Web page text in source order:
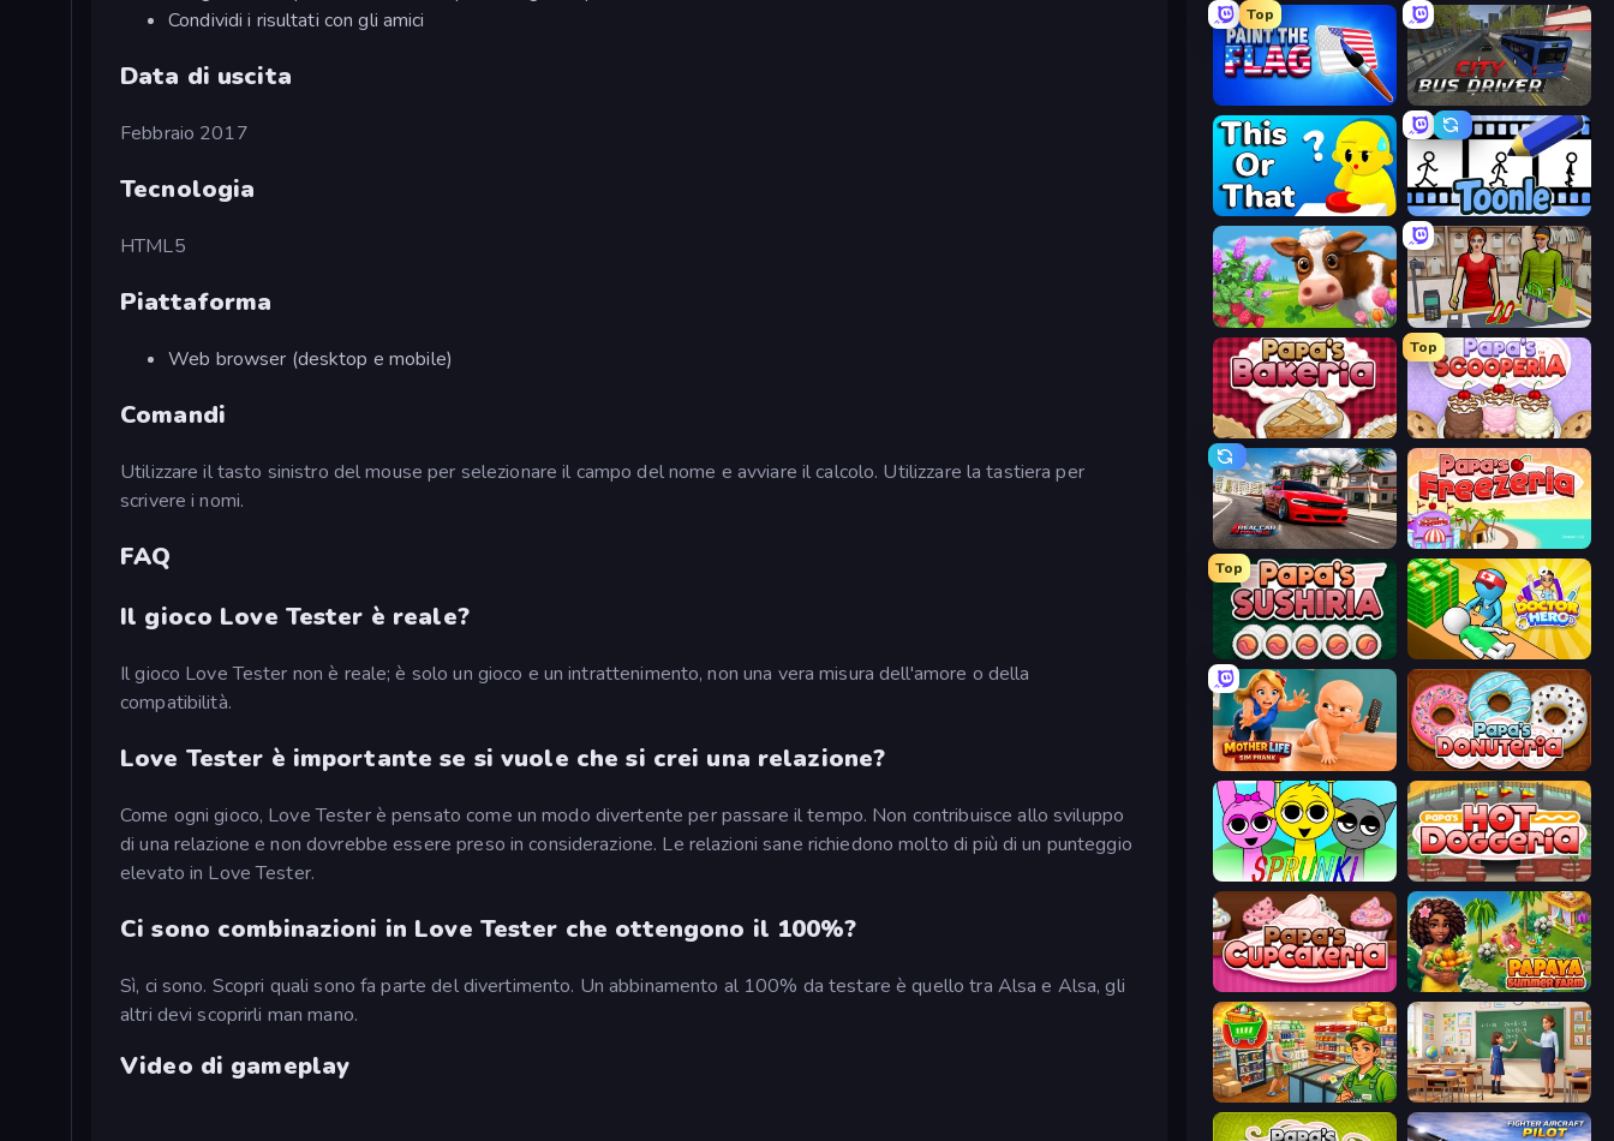
Condividi i risultati con gli amici
Data di uscita
Febbraio 2017
Tecnologia
HTML5
Piattaforma
Web browser (desktop e mobile)
Comandi
Utilizzare il tasto sinistro del mouse per selezionare il campo del nome e avviare il calcolo. Utilizzare la tastiera per
scrivere i nomi.
FAQ
Il gioco Love Tester è reale?
Il gioco Love Tester non è reale; è solo un gioco e un intrattenimento, non una vera misura dell'amore o della
compatibilità.
Love Tester è importante se si vuole che si crei una relazione?
Come ogni gioco, Love Tester è pensato come un modo divertente per passare il tempo. Non contribuisce allo sviluppo
di una relazione e non dovrebbe essere preso in considerazione. Le relazioni sane richiedono molto di più di un punteggio
elevato in Love Tester.
Ci sono combinazioni in Love Tester che ottengono il 100%?
Sì, ci sono. Scopri quali sono fa parte del divertimento. Un abbinamento al 100% da testare è quello tra Alsa e Alsa, gli
altri devi scoprirli man mano.
Video di gameplay
Top
Paint the Flag City Bus Driver
ToT or Trivia Toonle
Country Life Meadows Shop Master 3D
Papa's Bakeria
Top
Papa's Scooperia
Real Car Driving Papa's Freezeria
Top
Papa's Sushiria Doctor Hero
Mother Life Simulator: Prank Papa's Donuteria
Sprunki Papa's Hot Doggeria
Papas Cupcakeria Papaya Summer Farm
Supermarket Simulator: Desert High School Teacher Simulator